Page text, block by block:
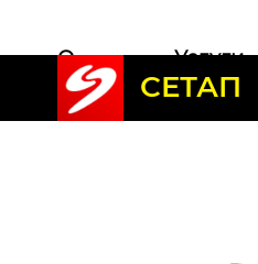
О
компании
Услуги
СЕТАП